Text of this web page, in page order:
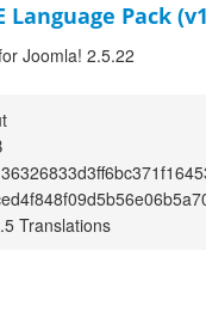
Language Pack
Joomla! 2.5.22
Translations